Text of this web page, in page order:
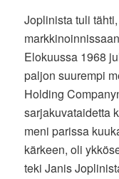
Joplinista tuli
Elokuussa 1968
paljon suurempi
Holding
sarjakuvataidetta
meni parissa
kärkeen, oli
teki Janis